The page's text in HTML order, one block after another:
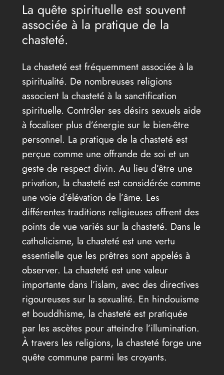
La quête spirituelle est souvent
associée à la pratique de la
chasteté.
La chasteté est fréquemment associée à la
spiritualité. De nombreuses religions
associent la chasteté à la sanctification
spirituelle. Contrôler ses désirs sexuels aide
à focaliser plus d’énergie sur le bien-être
personnel. La pratique de la chasteté est
perçue comme une offrande de soi et un
geste de respect divin. Au lieu d’être une
privation, la chasteté est considérée comme
une voie d’élévation de l’âme. Les
différentes traditions religieuses offrent des
points de vue variés sur la chasteté. Dans le
catholicisme, la chasteté est une vertu
essentielle que les prêtres sont appelés à
observer. La chasteté est une valeur
importante dans l’islam, avec des directives
rigoureuses sur la sexualité. En hindouisme
et bouddhisme, la chasteté est pratiquée
par les ascètes pour atteindre l’illumination.
À travers les religions, la chasteté forge une
quête commune parmi les croyants.